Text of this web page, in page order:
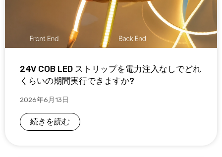
24V COB LED ストリップを電力注入なしでどれ
くらいの期間実行できますか?
2026年6月13日
続きを読む